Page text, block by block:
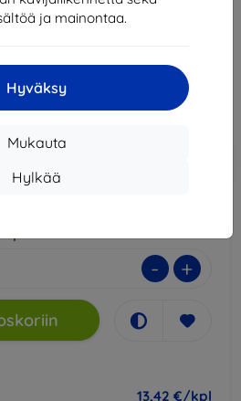
ja mainontaa.
Hyväksy
Mukauta
Hylkää
Huawei Pura 80 Ultra
- +
13,42 €/kpl